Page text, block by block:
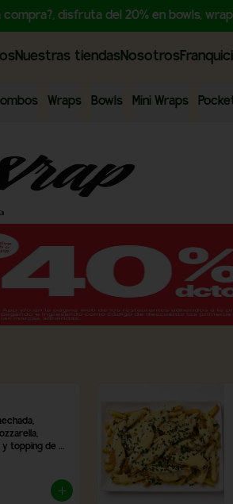
disfruta del 20% en bowls,
Nuestras tiendasNosotros
Wraps Bowls Mini Wraps
y topping de